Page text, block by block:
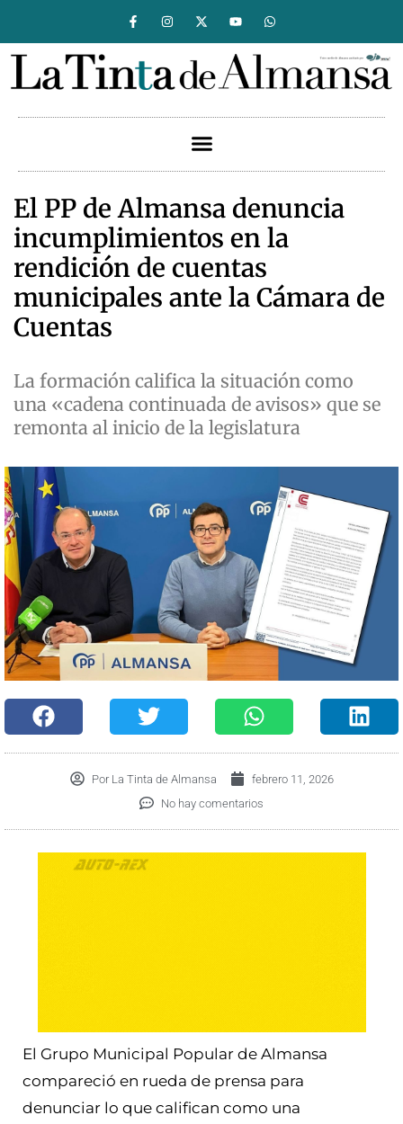
El PP de Almansa denuncia
incumplimientos en la
rendición de cuentas
municipales ante la Cámara de
Cuentas
La formación califica la situación como
una «cadena continuada de avisos» que se
remonta al inicio de la legislatura
PorLa Tinta de Almansa
febrero 11, 2026
No hay comentarios
El Grupo Municipal Popular de Almansa
compareció en rueda de prensa para
denunciar lo que califican como una